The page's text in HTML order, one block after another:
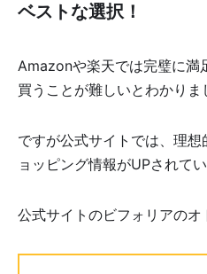
ベストな選択！
Amazonや楽天では完璧に満
買うことが難しいとわかりま
ですが公式サイトでは、理
ョッピング情報がUPされてい
公式サイトのビフォリアのオ